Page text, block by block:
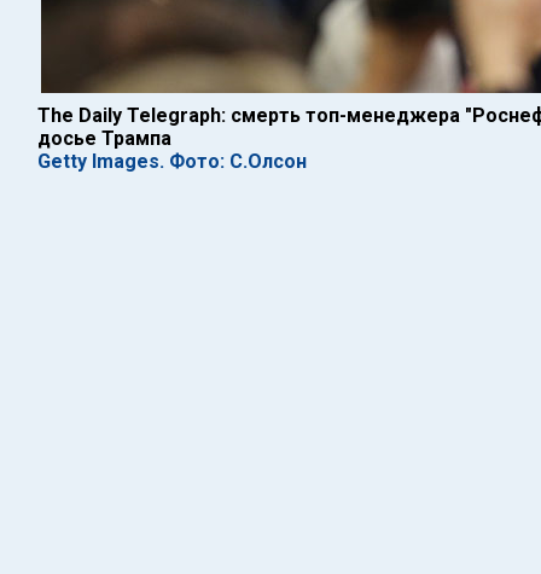
The Daily Telegraph: смерть топ-менеджера
досье Трампа
Getty Images. Фото: С.Олсон